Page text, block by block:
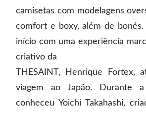
camisetas com modelagens
comfort e boxy, além de
início com uma experiência
criativo da
THESAINT, Henrique Fortex,
viagem ao Japão. Durante
conheceu Yoichi Takahashi,